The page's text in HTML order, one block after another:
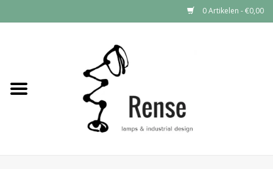
0 Artikelen - €0,00
Industrial lamps